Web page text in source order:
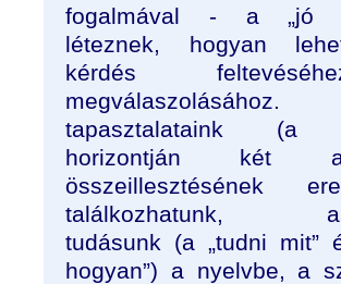
fogalmával - a „jó
léteznek, hogyan
kérdés
megválaszolásához.
tapasztalataink (a
horizontján két
összeillesztésének
találkozhatunk,
tudásunk (a „tudni mit”
hogyan”) a nyelvbe, a